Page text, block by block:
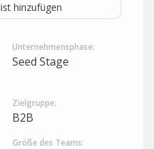
hinzufügen
Unternehmensphase:
Seed Stage
Zielgruppe:
B2B
Größe des Teams: